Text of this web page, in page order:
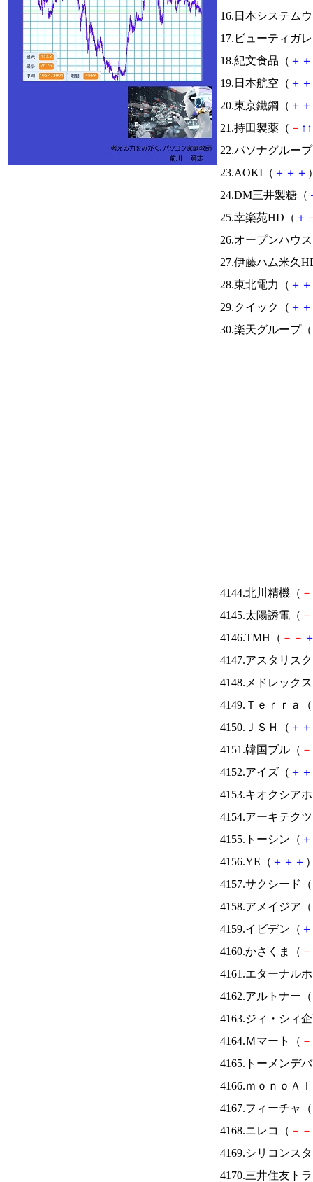
16.日本システム
17.ビューティガ
18.紀文食品（ ＋ ＋
19.日本航空（ ＋ ＋
20.東京鐵鋼（ ＋ ＋
21.持田製薬（ － ↑ ↑
22.パソナグルー
23.AOKI（ ＋ ＋ ＋
24.DM三井製糖（
25.幸楽苑HD（ ＋
26.オープンハウ
27.伊藤ハム米久
28.東北電力（ ＋ ＋
29.クイック（ ＋ ＋
30.楽天グループ（
4144.北川精機（ －
4145.太陽誘電（ －
4146.TMH（ － －
4147.アスタリス
4148.メドレック
4149.Ｔｅｒｒａ（
4150.ＪＳＨ（ ＋ ＋
4151.韓国ブル（ －
4152.アイズ（ ＋ ＋
4153.キオクシア
4154.アーキテク
4155.トーシン（ ＋
4156.YE（ ＋ ＋ ＋
4157.サクシード（
4158.アメイジア（
4159.イビデン（ ＋
4160.かさくま（ －
4161.エターナル
4162.アルトナー（
4163.ジィ・シィ
4164.Ｍマート（ －
4165.トーメンデ
4166.ｍｏｎｏＡ
4167.フィーチャ（
4168.ニレコ（ － －
4169.シリコンス
4170.三井住友ト